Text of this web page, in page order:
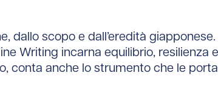
dallo scopo e dall’eredità
Writing incarna equilibrio, resilienza
conta anche lo strumento che le